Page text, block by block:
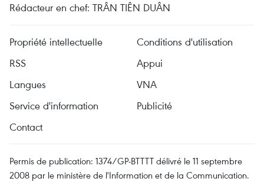
Rédacteur en chef: TRÂN TIÊN DUÂN
Propriété intellectuelle
Conditions d'utilisation
RSS
Appui
Langues
VNA
Service d'information
Publicité
Contact
Permis de publication: 1374/GP-BTTTT délivré le 11 septembre
2008 par le ministère de l'Information et de la Communication.